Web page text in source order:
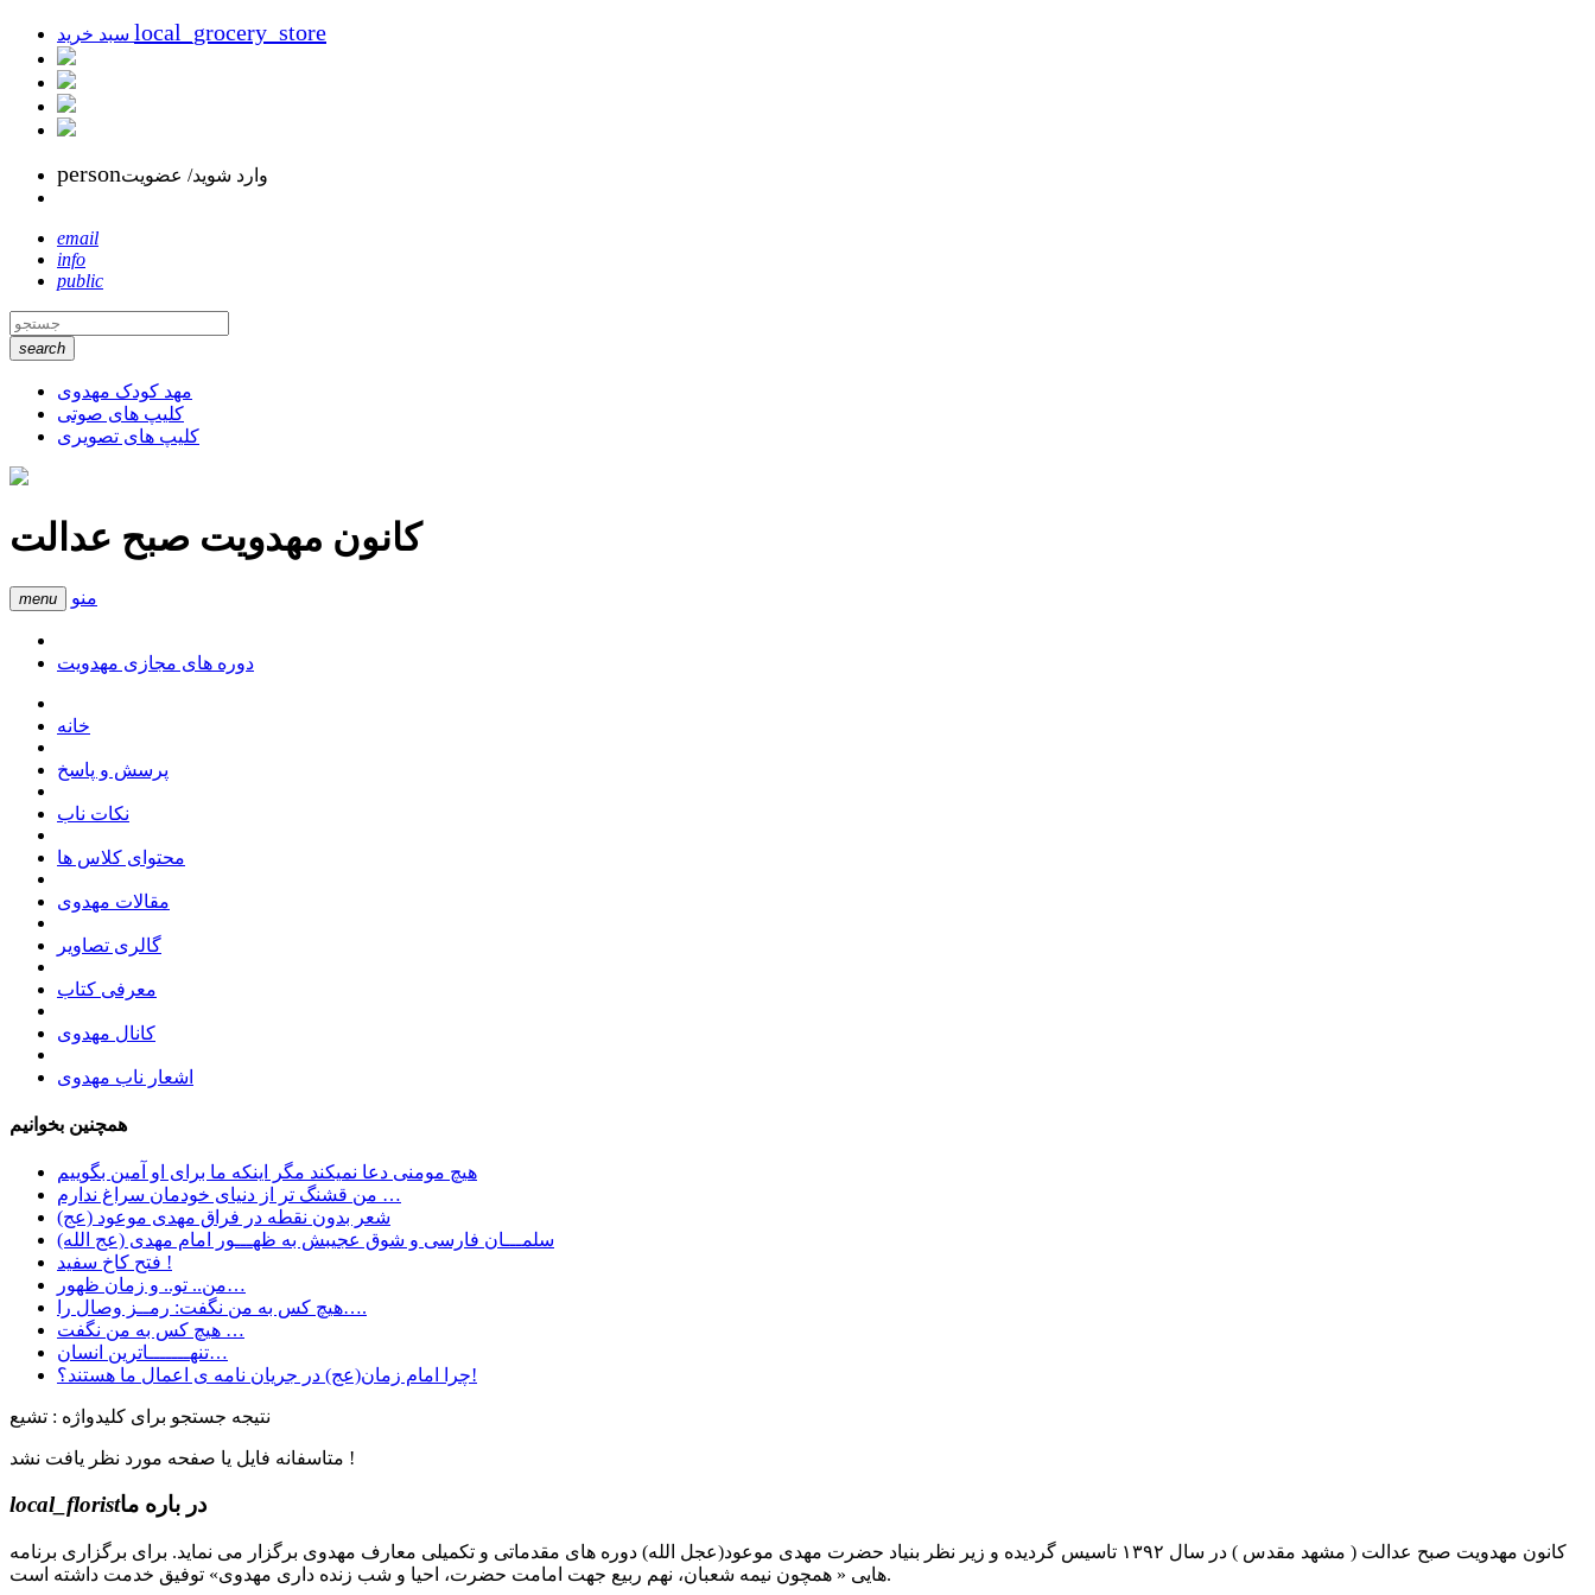
local_grocery_store
personوارد شوید/ عضویت
email
info
public
search
مهد کودک مهدوی
کلیپ های صوتی
کلیپ های تصویری
کانون مهدویت صبح عدالت
menu منو
دوره های مجازی مهدویت
خانه
پرسش و پاسخ
نکات ناب
محتوای کلاس ها
مقالات مهدوی
گالری تصاویر
معرفی کتاب
کانال مهدوی
اشعار ناب مهدوی
همچنین بخوانیم
هیچ مومنی دعا نمیکند مگر اینکه ما برای او آمین بگوییم
ﻣﻦ ﻗﺸﻨﮓ ﺗﺮ ﺍﺯ ﺩﻧﯿﺎﯼ ﺧﻮﺩﻣﺎﻥ ﺳﺮﺍﻍ ﻧﺪﺍﺭﻡ …
شعر بدون نقطه در فراق مهدی موعود (عج)
سلمـــان فارسی و شوق عجیبش به ظهـــور امام مهدی (عج الله)
فتح کاخ سفید !
من.. تو.. و زمان ظهور…
هیچ کس به من نگفت: رمــز وصال را….
هیچ کس به من نگفت …
تنهـــــــاترین انسان…
چرا امام زمان(عج) در جریان نامه ی اعمال ما هستند؟!
نتیجه جستجو برای کلیدواژه : تشیع
متاسفانه فایل یا صفحه مورد نظر یافت نشد !
local_floristدر باره ما
کانون مهدویت صبح عدالت ( مشهد مقدس ) در سال ۱۳۹۲ تاسیس گردیده و زیر نظر بنیاد حضرت مهدی موعود(عجل الله) دوره های مقدماتی و تکمیلی معارف مهدوی برگزار می نماید. برای برگزاری برنامه
هایی « همچون نیمه شعبان، نهم ربیع جهت امامت حضرت، احیا و شب زنده داری مهدوی» توفیق خدمت داشته است.